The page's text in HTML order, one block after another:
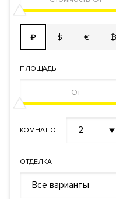
₽ $ € ₿
ПЛОЩАДЬ
КОМНАТ ОТ 2
ОТДЕЛКА
Все варианты